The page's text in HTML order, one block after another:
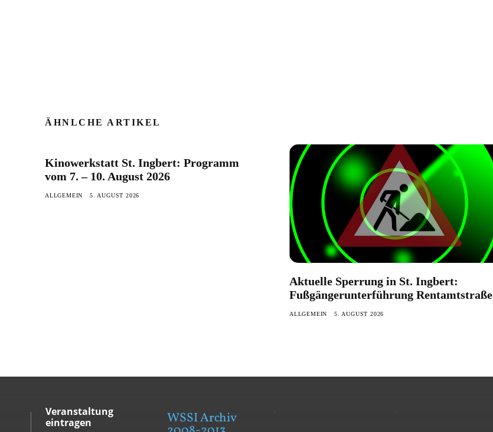
ÄHNLCHE ARTIKEL
Kinowerkstatt St. Ingbert: Programm
vom 7. – 10. August 2026
ALLGEMEIN 5. AUGUST 2026
Aktuelle Sperrung in St. Ingbert:
Fußgängerunterführung Rentamtstraße
ALLGEMEIN 5. AUGUST 2026
Veranstaltung
eintragen
WSSI Archiv